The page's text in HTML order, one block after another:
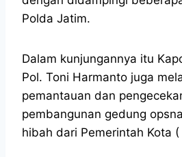
Polda Jatim.
Dalam kunjungannya itu
Pol. Toni Harmanto juga
pemantauan dan
pembangunan gedung
hibah dari Pemerintah Kota